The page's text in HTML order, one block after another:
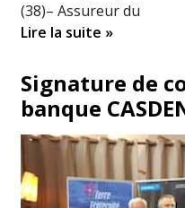
(38)– Assureur du
Lire la suite »
Signature de
banque